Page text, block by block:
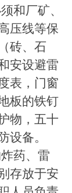
和厂矿、
压线等保
砖、石
安设避雷
表，门窗
板的铁钉
物，五十
设备。
药、雷
存放于安